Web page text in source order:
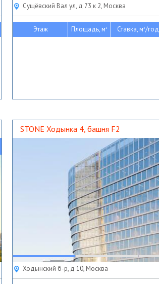
Сущёвский Вал ул, д 73 к 2, Москва
Этаж Площадь, м2 Ставка, м2/год
STONE Ходынка 4, башня F2
Ходынский б-р, д 10, Москва